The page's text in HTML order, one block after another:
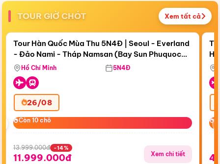
TOUR GIỜ CHÓT Xem tất cả
Còn19 ngày 02:21:51
Điểm nổi bật
Tour Hàn Quốc Mùa Thu 5N4Đ | Seoul - Everland
- Đảo Nami - Tháp Namsan (Bay Sun Phuquoc
Airways)
Hồ Chí Minh 5N4Đ
26/08
Còn 10 chỗ
Còn 10 chỗ
13.999.000đ -14%
11.999.000đ Xem chi tiết